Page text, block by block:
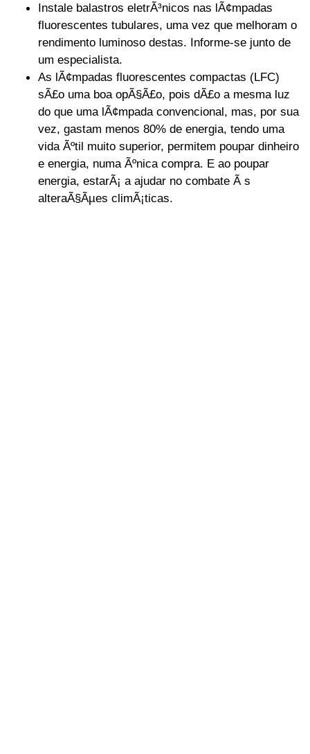
Instale balastros eletrÃ³nicos nas lÃ¢mpadas
fluorescentes tubulares, uma vez que melhoram o
rendimento luminoso destas. Informe-se junto de
um especialista.
As lÃ¢mpadas fluorescentes compactas (LFC)
sÃ£o uma boa opÃ§Ã£o, pois dÃ£o a mesma luz
do que uma lÃ¢mpada convencional, mas, por sua
vez, gastam menos 80% de energia, tendo uma
vida Ãºtil muito superior, permitem poupar dinheiro
e energia, numa Ãºnica compra. E ao poupar
energia, estarÃ¡ a ajudar no combate Ã s
alteraÃ§Ãµes climÃ¡ticas.